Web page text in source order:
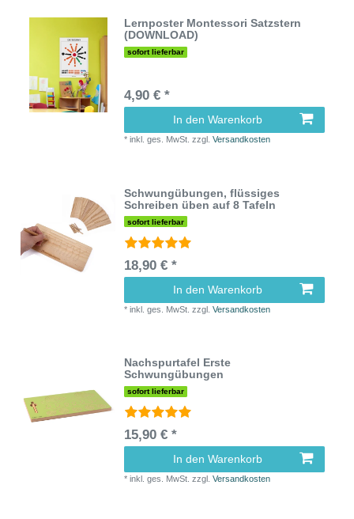
Lernposter Montessori Satzstern
(DOWNLOAD)
sofort lieferbar
4,90 € *
In den Warenkorb
*inkl. ges. MwSt. zzgl.Versandkosten
Schwungübungen, flüssiges
Schreiben üben auf 8 Tafeln
sofort lieferbar
18,90 € *
In den Warenkorb
*inkl. ges. MwSt. zzgl.Versandkosten
Nachspurtafel Erste
Schwungübungen
sofort lieferbar
15,90 € *
In den Warenkorb
*inkl. ges. MwSt. zzgl.Versandkosten